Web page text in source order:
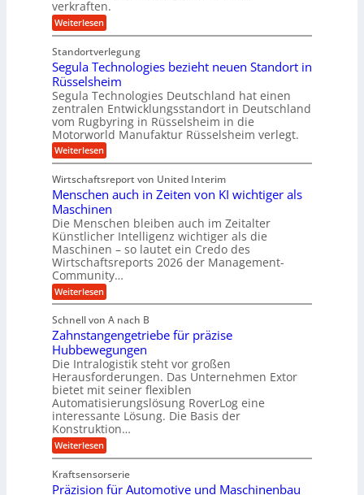
a
h
r
e
f
ü
d
e
n
M
a
c
h
i
n
n
b
a
u
T
e
a
m
t
i
t
t
n
d
u
s
t
i
a
l
B
u
s
i
n
e
s
s
c
o
s
y
s
t
e
m
v
o
n
F
o
r
m
verkraften.
Weiterlesen:
K
n
s
t
s
t
o
f
f
-
W
l
l
c
h
u
t
z
s
c
h
l
ä
c
h
e
i
n
2
2
V
a
r
i
n
Standortverlegung
Segula Technologies bezieht neuen Standort in
Rüsselsheim
Segula Technologies Deutschland hat einen
zentralen Entwicklungsstandort in Deutschland
vom Rugbyring in Rüsselsheim in die
Motorworld Manufaktur Rüsselsheim verlegt.
Weiterlesen:
S
g
u
l
a
T
e
c
h
n
o
l
o
g
i
e
s
b
e
z
i
e
h
t
n
e
e
n
Wirtschaftsreport von United Interim
Menschen auch in Zeiten von KI wichtiger als
Maschinen
Die Menschen bleiben auch im Zeitalter
Künstlicher Intelligenz wichtiger als die
Maschinen – so lautet ein Credo des
Wirtschaftsreports 2026 der Management-
Community…
Weiterlesen:
M
n
s
c
h
e
n
a
u
c
h
i
n
Z
e
Schnell von A nach B
Zahnstangengetriebe für präzise
Hubbewegungen
Die Intralogistik steht vor großen
Herausforderungen. Das Unternehmen Extor
bietet mit seiner flexiblen
Automatisierungslösung RoverLog eine
interessante Lösung. Die Basis der
Konstruktion…
Weiterlesen:
Z
h
n
Kraftsensorserie
Präzision für Automotive und Maschinenbau